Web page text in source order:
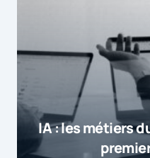
IA : les métiers